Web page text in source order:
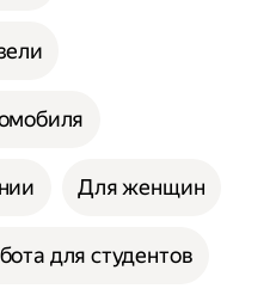
Для женщин
для студентов